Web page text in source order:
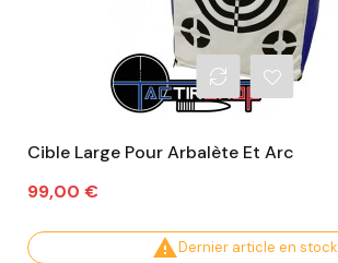
Cible Large Pour Arbalète Et Arc
Prix
99,00 €
Dernier article en stock